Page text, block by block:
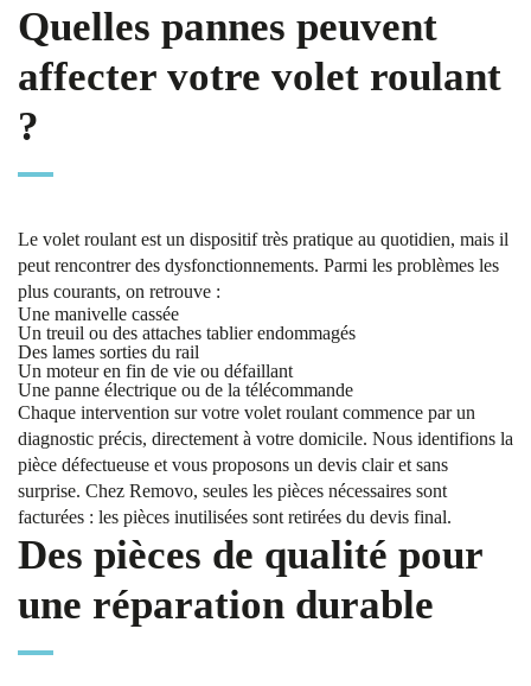
Quelles pannes peuvent
affecter votre volet roulant
?
Le volet roulant est un dispositif très pratique au quotidien, mais il
peut rencontrer des dysfonctionnements. Parmi les problèmes les
plus courants, on retrouve :
Une manivelle cassée
Un treuil ou des attaches tablier endommagés
Des lames sorties du rail
Un moteur en fin de vie ou défaillant
Une panne électrique ou de la télécommande
Chaque intervention sur votre volet roulant commence par un
diagnostic précis, directement à votre domicile. Nous identifions la
pièce défectueuse et vous proposons un devis clair et sans
surprise. Chez Removo, seules les pièces nécessaires sont
facturées : les pièces inutilisées sont retirées du devis final.
Des pièces de qualité pour
une réparation durable